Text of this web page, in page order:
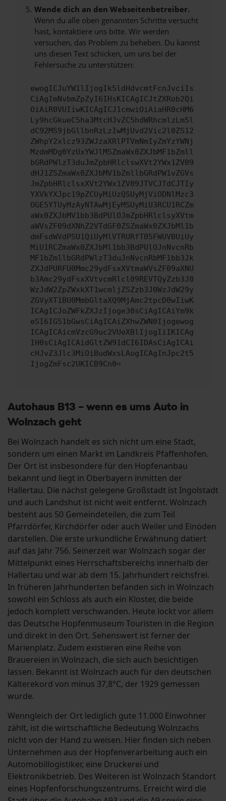
Wende dich an den Webseitenbetreiber.
Wenn du alle oben genannten Schritte versucht
hast, kontaktiere uns bitte. Wir werden
versuchen, das Problem zu beheben. Du kannst
uns diesen Text schicken, um uns bei der
Fehlersuche zu unterstützen:
ewogICJuYW1lIjogIk5ldHdvcmtFcnJvciIs
CiAgImNvbmZpZyI6IHsKICAgICJtZXRob2Qi
OiAiR0VUIiwKICAgICJ1cmwiOiAiaHR0cHM6
Ly9hcGkueC5ha3MtcHJvZC5hdWRhcmlzLm5l
dC92MS9jbGllbnRzLzIwMjUvd2Vic2l0ZS12
ZWhpY2xlcz93ZWJzaXRlPTVmNmIyZmYzYWNj
MzdmMDg0YzUxYWJlMSZmaWx0ZXJbMF1bZmll
bGRdPWlzT3duJmZpbHRlclswXVt2YWx1ZV09
dHJ1ZSZmaWx0ZXJbMV1bZmllbGRdPW1vZGVs
JmZpbHRlclsxXVt2YWx1ZV09JTVCJTdCJTIy
YXVkYXJpc19pZCUyMiUzQSUyMjViODNlMzc3
OGE5YTUyMzAyNTAwMjEyMSUyMiU3RCU1RCZm
aWx0ZXJbMV1bb3BdPUlOJmZpbHRlclsyXVtm
aWVsZF09dXNhZ2VTdGF0ZSZmaWx0ZXJbMl1b
dmFsdWVdPSU1QiUyMlVTRURfT05FWUVBUiUy
MiU1RCZmaWx0ZXJbMl1bb3BdPUlOJnNvcnRb
MF1bZmllbGRdPWlzT3duJnNvcnRbMF1bb3Jk
ZXJdPURFU0Mmc29ydFsxXVtmaWVsZF09aXNU
b3Amc29ydFsxXVtvcmRlcl09REVTQyZzb3J0
WzJdW2ZpZWxkXT1wcmljZSZzb3J0WzJdW29y
ZGVyXT1BU0MmbGltaXQ9MjAmc2tpcD0wIiwK
ICAgICJoZWFkZXJzIjoge30sCiAgICAiYm9k
eSI6IG51bGwsCiAgICAiZXhwZWN0Ijogewog
ICAgICAicmVzcG9uc2VUeXBlIjogIiIKICAg
IH0sCiAgICAidGltZW91dCI6IDAsCiAgICAi
cHJvZ3Jlc3MiOiBudWxsLAogICAgInJpc2t5
IjogZmFsc2UKICB9Cn0=
Autohaus B13 – wenn es ums Auto in
Wolnzach geht
Bei Wolnzach handelt es sich nicht um eine Stadt,
sondern um einen Markt im Landkreis Pfaffenhofen.
Der Ort ist insbesondere für den Hopfenanbau
bekannt und liegt in Oberbayern inmitten der
Hallertau. Die nächst gelegene Großstadt ist Ingolstadt
und auch Landshut ist nicht weit entfernt. Wolnzach
besteht aus 50 Gemeindeteilen, die zum Teil
Pfarrdörfer, Kirchdörfer oder auch Weiler und Einöden
darstellen. Die erste urkundliche Erwähnung datiert
auf das Jahr 756. Seinerzeit war Wolnzach sogar der
Mittelpunkt eines Herrschaftsbereichs innerhalb der
Hallertau und war ab dem 15. Jahrhundert reichsfrei.
In früheren Jahrhunderten befanden sich in Wolnzach
sowohl ein Schloss als auch ein Kloster, die beide
jedoch komplett verschwanden. Heute lockt vor allem
das Deutsche Hopfenmuseum Touristen in die Region
und direkt in den Ort. Sehenswert ist ferner der
Marienplatz. Zudem existieren eine Reihe von
Brauereien in Wolnzach, die sich auch besichtigen
lassen. Bekannt ist Wolnzach auch für den deutschen
Kälterekord von minus 37,8°C, der 1929 gemessen
wurde.
Wenngleich der Ort lediglich gute 11.000 Einwohner
zählt, ist die wirtschaftliche Bedeutung Wolnzachs
nicht von der Hand zu weisen. Hier finden sich neben
Unternehmen aus der Hopfenverarbeitung auch ein
Automobillogistiker, eine Druckerei und
Elektronikbetrieb. Des Weiteren ist Wolnzach Standort
eines Hopfenforschungszentrums. Erreicht wird die